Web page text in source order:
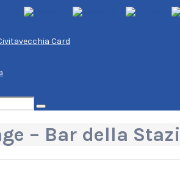
Card
– Bar della